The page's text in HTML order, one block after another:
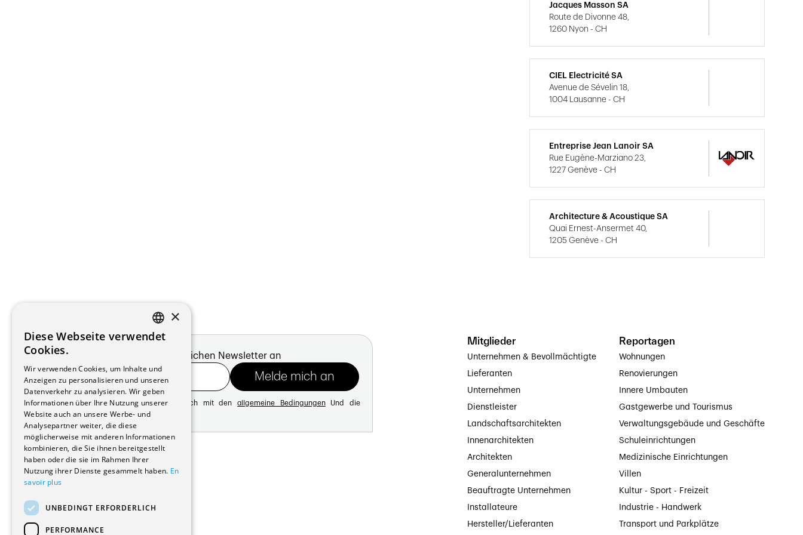
Jacques Masson SA
Route de Divonne 48,
1260 Nyon - CH
CIEL Electricité SA
Avenue de Sévelin 18,
1004 Lausanne - CH
Entreprise Jean Lanoir SA
Rue Eugène-Marziano 23,
1227 Genève - CH
Architecture & Acoustique SA
Quai Ernest-Ansermet 40,
1205 Genève - CH
Melde dich für unseren monatlichen Newsletter an
Mit der Registrierung erklären Sie sich mit denallgemeine BedingungenUnd die
Datenschutzrichtlinie
Adresse:
Avenue de Longemalle 21
1020 Renens
Schweiz
Kontakt:
Plattform: +41 21 631 10 50
info@architectes.ch
Mitglieder
Unternehmen & Bevollmächtigte
Lieferanten
Unternehmen
Dienstleister
Landschaftsarchitekten
Innenarchitekten
Architekten
Generalunternehmen
Beauftragte Unternehmen
Installateure
Hersteller/Lieferanten
Reportagen
Wohnungen
Renovierungen
Innere Umbauten
Gastgewerbe und Tourismus
Verwaltungsgebäude und Geschäfte
Schuleinrichtungen
Medizinische Einrichtungen
Villen
Kultur - Sport - Freizeit
Industrie - Handwerk
Transport und Parkplätze
FRENCH
×
Diese Webseite verwendet
Cookies.
Wir verwenden Cookies, um Inhalte und
Anzeigen zu personalisieren und unseren
Datenverkehr zu analysieren. Wir geben
Informationen über Ihre Nutzung unserer
Website auch an unsere Werbe- und
Analysepartner weiter, die diese
möglicherweise mit anderen Informationen
kombinieren, die Sie ihnen bereitgestellt
haben oder die sie im Rahmen Ihrer
Nutzung ihrer Dienste gesammelt haben. En
savoir plus
UNBEDINGT ERFORDERLICH
PERFORMANCE